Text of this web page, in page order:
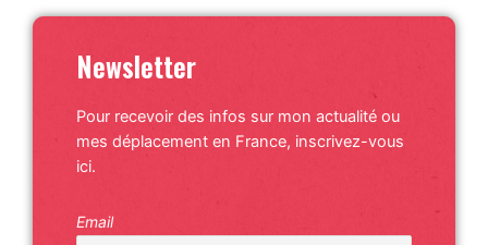
Newsletter
Pour recevoir des infos sur mon actualité ou
mes déplacement en France, inscrivez-vous
ici.
Email